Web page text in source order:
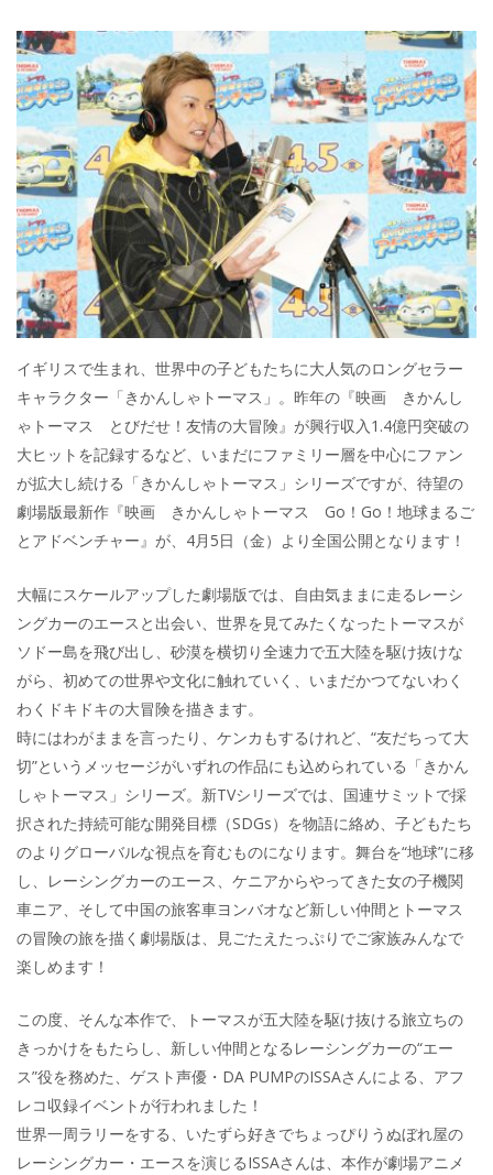
イギリスで生まれ、世界中の子どもたちに大人気のロングセラー
キャラクター「きかんしゃトーマス」。昨年の『映画 きかんし
ゃトーマス とびだせ！友情の大冒険』が興行収入1.4億円突破の
大ヒットを記録するなど、いまだにファミリー層を中心にファン
が拡大し続ける「きかんしゃトーマス」シリーズですが、待望の
劇場版最新作『映画 きかんしゃトーマス Go！Go！地球まるご
とアドベンチャー』が、4月5日（金）より全国公開となります！
大幅にスケールアップした劇場版では、自由気ままに走るレーシ
ングカーのエースと出会い、世界を見てみたくなったトーマスが
ソドー島を飛び出し、砂漠を横切り全速力で五大陸を駆け抜けな
がら、初めての世界や文化に触れていく、いまだかつてないわく
わくドキドキの大冒険を描きます。
時にはわがままを言ったり、ケンカもするけれど、“友だちって大
切”というメッセージがいずれの作品にも込められている「きかん
しゃトーマス」シリーズ。新TVシリーズでは、国連サミットで採
択された持続可能な開発目標（SDGs）を物語に絡め、子どもたち
のよりグローバルな視点を育むものになります。舞台を“地球”に移
し、レーシングカーのエース、ケニアからやってきた女の子機関
車ニア、そして中国の旅客車ヨンバオなど新しい仲間とトーマス
の冒険の旅を描く劇場版は、見ごたえたっぷりでご家族みんなで
楽しめます！
この度、そんな本作で、トーマスが五大陸を駆け抜ける旅立ちの
きっかけをもたらし、新しい仲間となるレーシングカーの“エー
ス”役を務めた、ゲスト声優・DA PUMPのISSAさんによる、アフ
レコ収録イベントが行われました！
世界一周ラリーをする、いたずら好きでちょっぴりうぬぼれ屋の
レーシングカー・エースを演じるISSAさんは、本作が劇場アニメ